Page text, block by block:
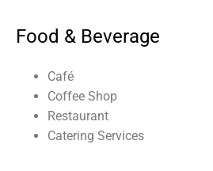
Food & Beverage
Café
Coffee Shop
Restaurant
Catering Services